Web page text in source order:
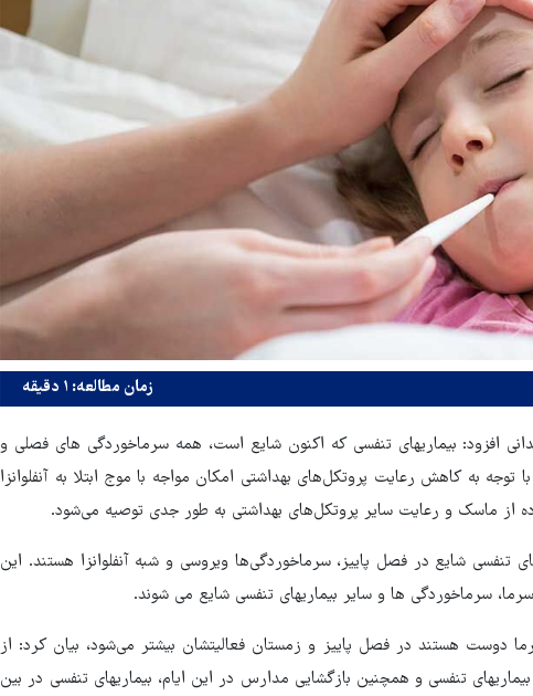
زمان مطالعه: ۱ دقیقه
افزود: بیماریهای تنفسی که اکنون شایع است، همه سرماخوردگی های فصلی و
توجه به کاهش رعایت پروتکل‌های بهداشتی امکان مواجه با موج ابتلا به آنفلوانزا
از ماسک و رعایت سایر پروتکل‌های بهداشتی به طور جدی توصیه می‌شود.
۷۰ درصد بیماری‌های تنفسی شایع در فصل پاییز، سرماخوردگی‌ها ویروسی و شبه آنفلوانزا هستند. این
سرماخوردگی ها و سایر بیماریهای تنفسی شایع می شوند.
دوست هستند در فصل پاییز و زمستان فعالیتشان بیشتر می‌شود، بیان کرد: از
تنفسی و همچنین بازگشایی مدارس در این ایام، بیماریهای تنفسی در بین